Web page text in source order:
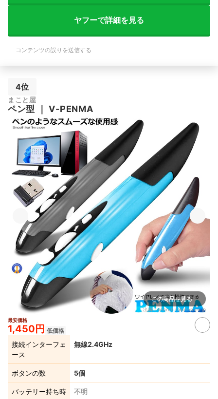
ヤフーで詳細を見る
コンテンツの誤りを送信する
4位
まこと屋
ペン型 ｜V-PENMA
この商品を見る
出典：search.rakuten.co.jp
最安価格
1,450円 低価格
接続インターフェ
ース
無線2.4GHz
ボタンの数 5個
バッテリー持ち時
不明